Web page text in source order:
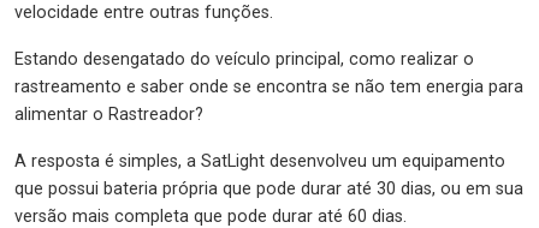
velocidade entre outras funções.
Estando desengatado do veículo principal, como realizar o
rastreamento e saber onde se encontra se não tem energia para
alimentar o Rastreador?
A resposta é simples, a SatLight desenvolveu um equipamento
que possui bateria própria que pode durar até 30 dias, ou em sua
versão mais completa que pode durar até 60 dias.